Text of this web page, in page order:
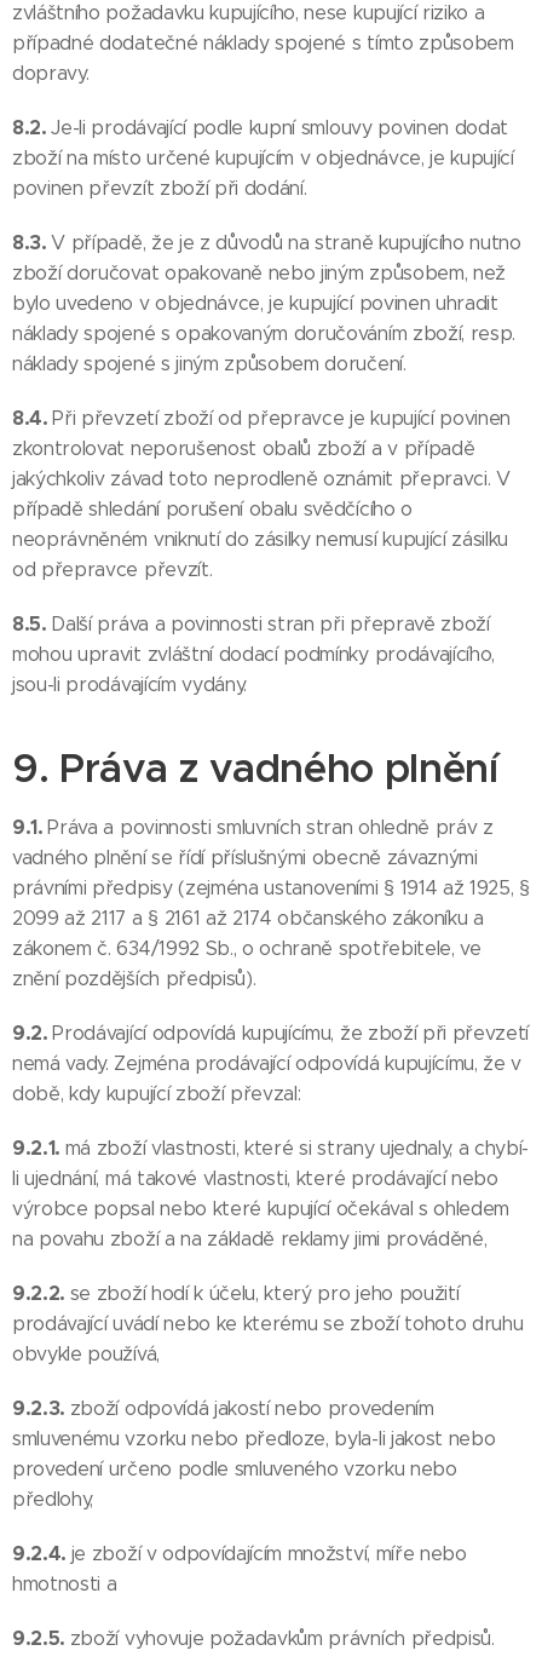
zvláštního požadavku kupujícího, nese kupující riziko a
případné dodatečné náklady spojené s tímto způsobem
dopravy.
8.2.Je-li prodávající podle kupní smlouvy povinen dodat
zboží na místo určené kupujícím v objednávce, je kupující
povinen převzít zboží při dodání.
8.3.V případě, že je z důvodů na straně kupujícího nutno
zboží doručovat opakovaně nebo jiným způsobem, než
bylo uvedeno v objednávce, je kupující povinen uhradit
náklady spojené s opakovaným doručováním zboží, resp.
náklady spojené s jiným způsobem doručení.
8.4.Při převzetí zboží od přepravce je kupující povinen
zkontrolovat neporušenost obalů zboží a v případě
jakýchkoliv závad toto neprodleně oznámit přepravci. V
případě shledání porušení obalu svědčícího o
neoprávněném vniknutí do zásilky nemusí kupující zásilku
od přepravce převzít.
8.5. Další práva a povinnosti stran při přepravě zboží
mohou upravit zvláštní dodací podmínky prodávajícího,
jsou-li prodávajícím vydány.
9. Práva z vadného plnění
9.1.Práva a povinnosti smluvních stran ohledně práv z
vadného plnění se řídí příslušnými obecně závaznými
právními předpisy (zejména ustanoveními § 1914 až 1925, §
2099 až 2117 a § 2161 až 2174 občanského zákoníku a
zákonem č. 634/1992 Sb., o ochraně spotřebitele, ve
znění pozdějších předpisů).
9.2.Prodávající odpovídá kupujícímu, že zboží při převzetí
nemá vady. Zejména prodávající odpovídá kupujícímu, že v
době, kdy kupující zboží převzal:
9.2.1. má zboží vlastnosti, které si strany ujednaly, a chybí-
li ujednání, má takové vlastnosti, které prodávající nebo
výrobce popsal nebo které kupující očekával s ohledem
na povahu zboží a na základě reklamy jimi prováděné,
9.2.2. se zboží hodí k účelu, který pro jeho použití
prodávající uvádí nebo ke kterému se zboží tohoto druhu
obvykle používá,
9.2.3. zboží odpovídá jakostí nebo provedením
smluvenému vzorku nebo předloze, byla-li jakost nebo
provedení určeno podle smluveného vzorku nebo
předlohy,
9.2.4. je zboží v odpovídajícím množství, míře nebo
hmotnosti a
9.2.5. zboží vyhovuje požadavkům právních předpisů.